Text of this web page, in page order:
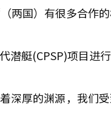
两国）有很多合作
艇(CPSP)项目进行
厚的渊源，我们